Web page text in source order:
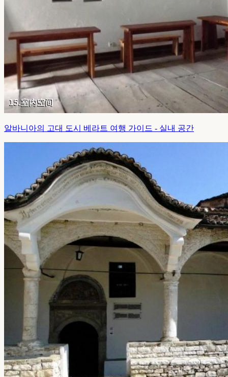
알바니아의 고대 도시 베라트 여행 가이드 - 실내 공간